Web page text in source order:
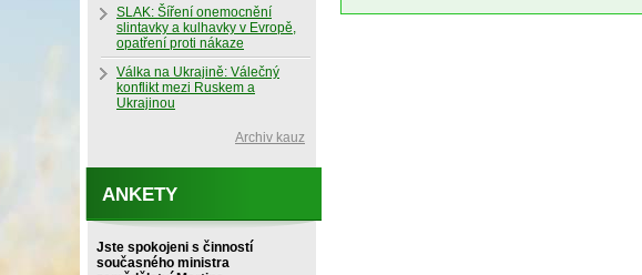
SLAK: Šíření onemocnění
slintavky a kulhavky v Evropě,
opatření proti nákaze
Válka na Ukrajině: Válečný
konflikt mezi Ruskem a
Ukrajinou
Archiv kauz
ANKETY
Jste spokojeni s činností
současného ministra